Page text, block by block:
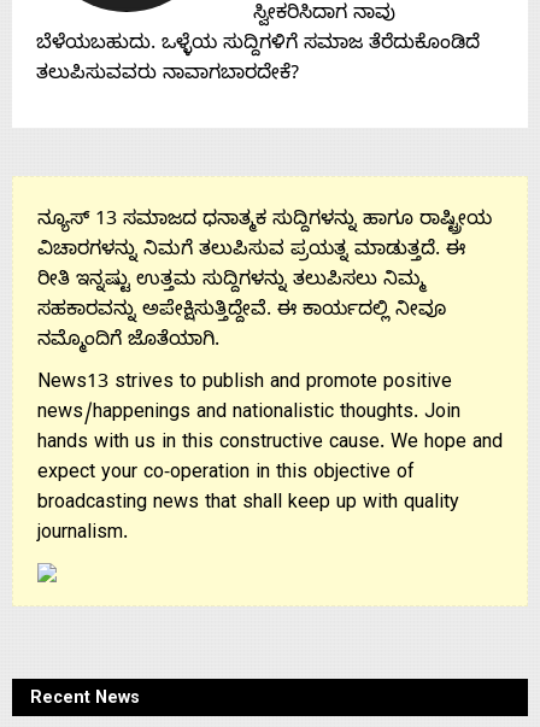
ಸ್ವೀಕರಿಸಿದಾಗ ನಾವು
ಬೆಳೆಯಬಹುದು. ಒಳ್ಳೆಯ ಸುದ್ದಿಗಳಿಗೆ ಸಮಾಜ ತೆರೆದುಕೊಂಡಿದೆ
ತಲುಪಿಸುವವರು ನಾವಾಗಬಾರದೇಕೆ?
ನ್ಯೂಸ್ 13 ಸಮಾಜದ ಧನಾತ್ಮಕ ಸುದ್ದಿಗಳನ್ನು ಹಾಗೂ ರಾಷ್ಟ್ರೀಯ
ವಿಚಾರಗಳನ್ನು ನಿಮಗೆ ತಲುಪಿಸುವ ಪ್ರಯತ್ನ ಮಾಡುತ್ತದೆ. ಈ
ರೀತಿ ಇನ್ನಷ್ಟು ಉತ್ತಮ ಸುದ್ದಿಗಳನ್ನು ತಲುಪಿಸಲು ನಿಮ್ಮ
ಸಹಕಾರವನ್ನು ಅಪೇಕ್ಷಿಸುತ್ತಿದ್ದೇವೆ. ಈ ಕಾರ್ಯದಲ್ಲಿ ನೀವೂ
ನಮ್ಮೊಂದಿಗೆ ಜೊತೆಯಾಗಿ.
News13 strives to publish and promote positive
news/happenings and nationalistic thoughts. Join
hands with us in this constructive cause. We hope and
expect your co-operation in this objective of
broadcasting news that shall keep up with quality
journalism.
Recent News